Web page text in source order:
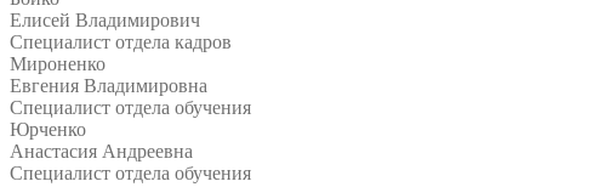
Елисей Владимирович
Специалист отдела кадров
Мироненко
Евгения Владимировна
Специалист отдела обучения
Юрченко
Анастасия Андреевна
Специалист отдела обучения